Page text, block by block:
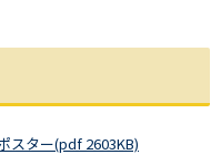
ター(pdf 2603KB)